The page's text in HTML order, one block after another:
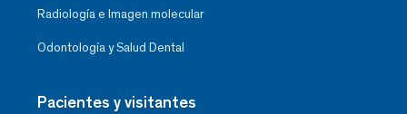
Radiología e Imagen molecular
Odontología y Salud Dental
Pacientes y visitantes